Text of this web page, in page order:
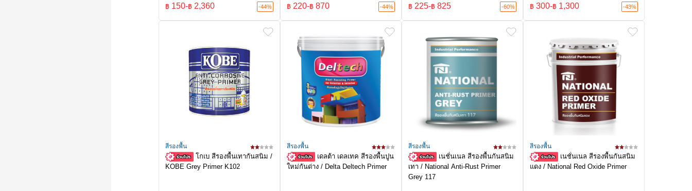
฿ 150-฿ 2,360 -44% ฿ 220-฿ 870 -44% ฿ 225-฿ 825 -60% ฿ 300-฿ 1,300 -43%
สีรองพื้น
โกเบ สีรองพื้นเทากันสนิม /
KOBE Grey Primer K102
สีรองพื้น
เดลต้า เดลเทค สีรองพื้นปูน
ใหม่กันด่าง / Delta Deltech Primer
สีรองพื้น
เนชั่นเนล สีรองพื้นกันสนิม
เทา / National Anti-Rust Primer
Grey 117
สีรองพื้น
เนชั่นเนล สีรองพื้นกันสนิม
แดง / National Red Oxide Primer